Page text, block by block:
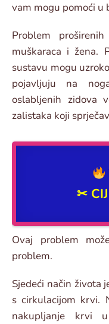
vam mogu pomoći u
Problem
muškaraca i žena.
sustavu mogu
pojavljuju na
oslabljenih zidova
zalistaka koji
✂
Ovaj problem
problem.
Sjedeći način života
s cirkulacijom krvi.
nakupljanje krvi